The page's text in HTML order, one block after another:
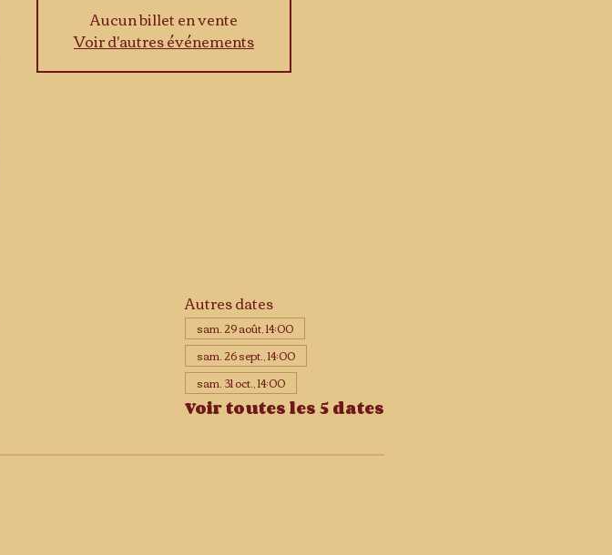
Aucun billet en vente
Voir d'autres événements
Autres dates
sam. 29 août, 14:00
sam. 26 sept., 14:00
sam. 31 oct., 14:00
Voir toutes les 5 dates